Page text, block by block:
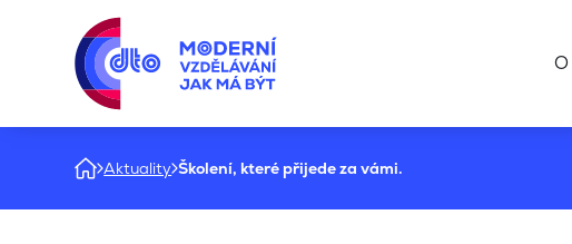
Aktuality Školení, které přijede za vámi.